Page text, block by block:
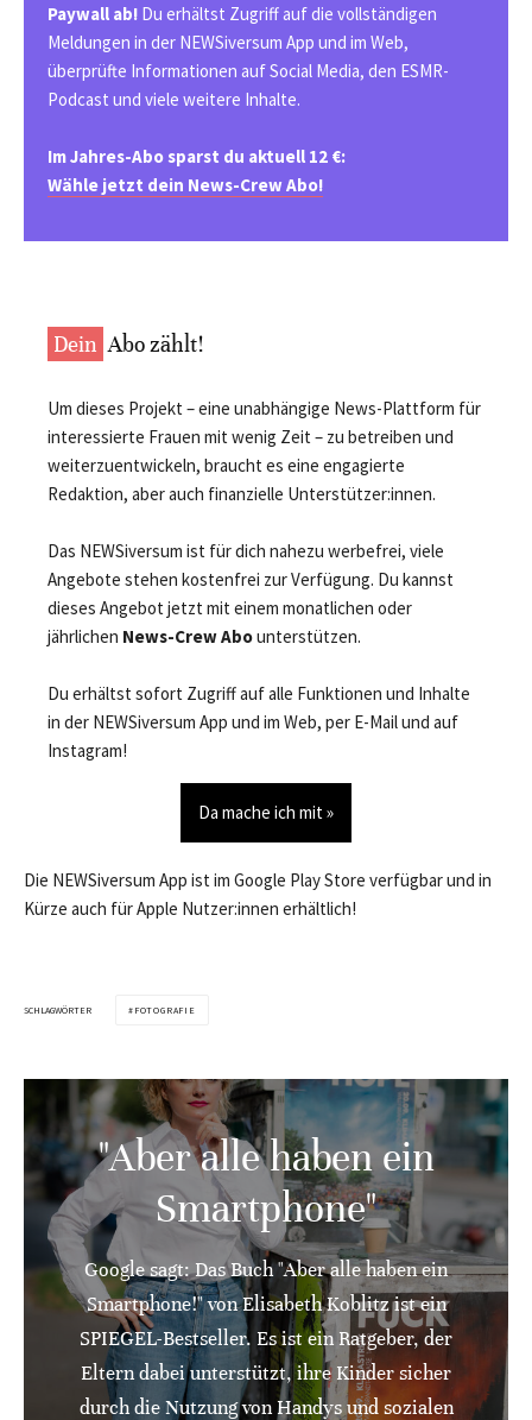
Paywall ab! Du erhältst Zugriff auf die vollständigen
Meldungen in der NEWSiversum App und im Web,
überprüfte Informationen auf Social Media, den ESMR-
Podcast und viele weitere Inhalte.
Im Jahres-Abo sparst du aktuell 12 €:
Wähle jetzt dein News-Crew Abo!
Dein Abo zählt!
Um dieses Projekt – eine unabhängige News-Plattform für
interessierte Frauen mit wenig Zeit – zu betreiben und
weiterzuentwickeln, braucht es eine engagierte
Redaktion, aber auch finanzielle Unterstützer:innen.
Das NEWSiversum ist für dich nahezu werbefrei, viele
Angebote stehen kostenfrei zur Verfügung. Du kannst
dieses Angebot jetzt mit einem monatlichen oder
jährlichen News-Crew Abounterstützen.
Du erhältst sofort Zugriff auf alle Funktionen und Inhalte
in der NEWSiversum App und im Web, per E-Mail und auf
Instagram!
Da mache ich mit »
Die NEWSiversum App ist im Google Play Store verfügbar und in
Kürze auch für Apple Nutzer:innen erhältlich!
SCHLAGWÖRTER FOTOGRAFIE
"Aber alle haben ein
Smartphone"
Google sagt: Das Buch "Aber alle haben ein
Smartphone!" von Elisabeth Koblitz ist ein
SPIEGEL-Bestseller. Es ist ein Ratgeber, der
Eltern dabei unterstützt, ihre Kinder sicher
durch die Nutzung von Handys und sozialen